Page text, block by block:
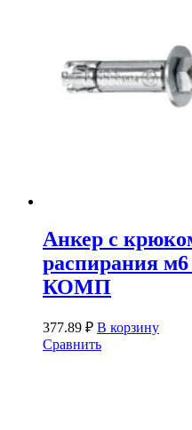
Анкер с
распирания
КОМП
377.89 ₽ В корзину
Сравнить